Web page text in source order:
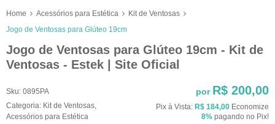
Home Acessórios para Estética
Kit de Ventosas
Jogo de Ventosas para Glúteo 19cm
Jogo de Ventosas para Glúteo 19cm - Kit de
Ventosas - Estek | Site Oficial
Sku: 0895PA
Categoria: Kit de Ventosas
Acessórios para Estética
por R$ 200,00
Pix à Vista: R$ 184,00 Economize
8% pagando no Pix!